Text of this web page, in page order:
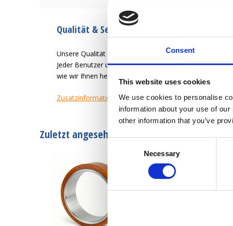
Consent
This website uses cookies
We use cookies to personalise
information about your use of
other information that you’ve
Necessary
Qualität & Service seit 1946
Unsere Qualität ist es, dem Benutzer des Rades ein
Jeder Benutzer und jede Anwendung hat
wie wir Ihnen helfen können, ein zufriedener Kunde zu
Zusatzinformation
Zuletzt angesehen